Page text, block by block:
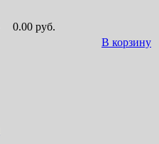
0.00 руб.
В корзину